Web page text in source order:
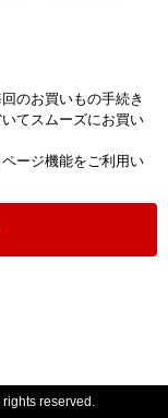
のお買いもの手続き
てスムーズにお買い
ージ機能をご利用い
reserved.